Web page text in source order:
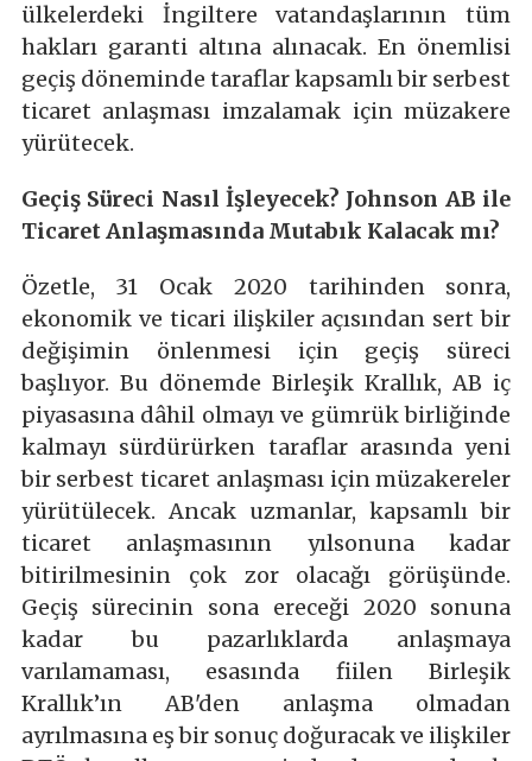
ülkelerdeki İngiltere vatandaşlarının tüm
hakları garanti altına alınacak. En önemlisi
geçiş döneminde taraflar kapsamlı bir serbest
ticaret anlaşması imzalamak için müzakere
yürütecek.
Geçiş Süreci Nasıl İşleyecek? Johnson AB ile
Ticaret Anlaşmasında Mutabık Kalacak mı?
Özetle, 31 Ocak 2020 tarihinden sonra,
ekonomik ve ticari ilişkiler açısından sert bir
değişimin önlenmesi için geçiş süreci
başlıyor. Bu dönemde Birleşik Krallık, AB iç
piyasasına dâhil olmayı ve gümrük birliğinde
kalmayı sürdürürken taraflar arasında yeni
bir serbest ticaret anlaşması için müzakereler
yürütülecek. Ancak uzmanlar, kapsamlı bir
ticaret anlaşmasının yılsonuna kadar
bitirilmesinin çok zor olacağı görüşünde.
Geçiş sürecinin sona ereceği 2020 sonuna
kadar bu pazarlıklarda anlaşmaya
varılamaması, esasında fiilen Birleşik
Krallık’ın AB'den anlaşma olmadan
ayrılmasına eş bir sonuç doğuracak ve ilişkiler